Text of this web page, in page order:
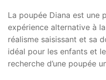
La poupée Diana est une
expérience alternative à
réalisme saisissant et sa
idéal pour les enfants et
recherche d’une poupée